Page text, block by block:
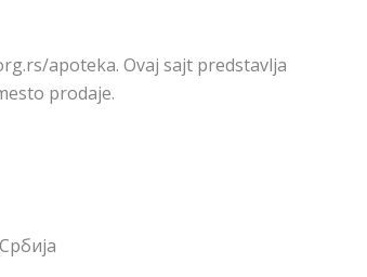
apoteka. Ovaj sajt predstavlja
prodaje.